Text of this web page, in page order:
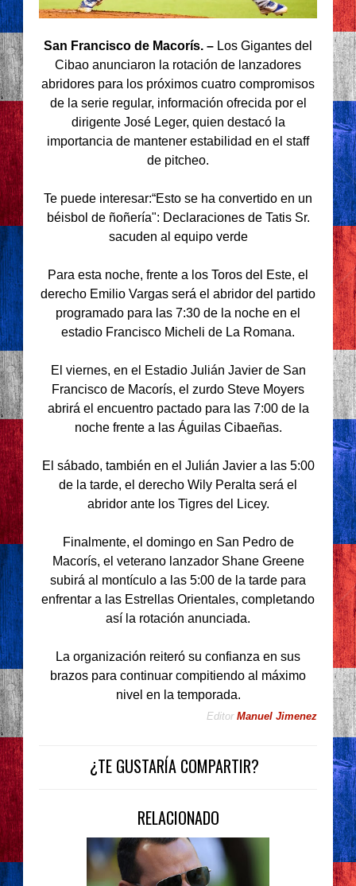
San Francisco de Macorís. – Los Gigantes del
Cibao anunciaron la rotación de lanzadores
abridores para los próximos cuatro compromisos
de la serie regular, información ofrecida por el
dirigente José Leger, quien destacó la
importancia de mantener estabilidad en el staff
de pitcheo.
Te puede interesar:“Esto se ha convertido en un
béisbol de ñoñería": Declaraciones de Tatis Sr.
sacuden al equipo verde
Para esta noche, frente a los Toros del Este, el
derecho Emilio Vargas será el abridor del partido
programado para las 7:30 de la noche en el
estadio Francisco Micheli de La Romana.
El viernes, en el Estadio Julián Javier de San
Francisco de Macorís, el zurdo Steve Moyers
abrirá el encuentro pactado para las 7:00 de la
noche frente a las Águilas Cibaeñas.
El sábado, también en el Julián Javier a las 5:00
de la tarde, el derecho Wily Peralta será el
abridor ante los Tigres del Licey.
Finalmente, el domingo en San Pedro de
Macorís, el veterano lanzador Shane Greene
subirá al montículo a las 5:00 de la tarde para
enfrentar a las Estrellas Orientales, completando
así la rotación anunciada.
La organización reiteró su confianza en sus
brazos para continuar compitiendo al máximo
nivel en la temporada.
Editor Manuel Jimenez
¿TE GUSTARÍA COMPARTIR?
RELACIONADO